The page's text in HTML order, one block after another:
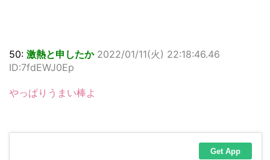
50: 激熱と申したか 2022/01/11(火) 22:18:46.46
ID:7fdEWJ0Ep
やっぱりうまい棒よ